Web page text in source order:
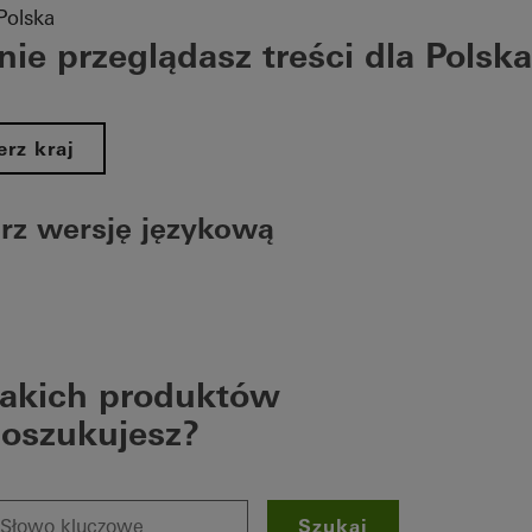
przeglądasz treści dla Polska
kraj
wersję językową
produktów
Szukaj